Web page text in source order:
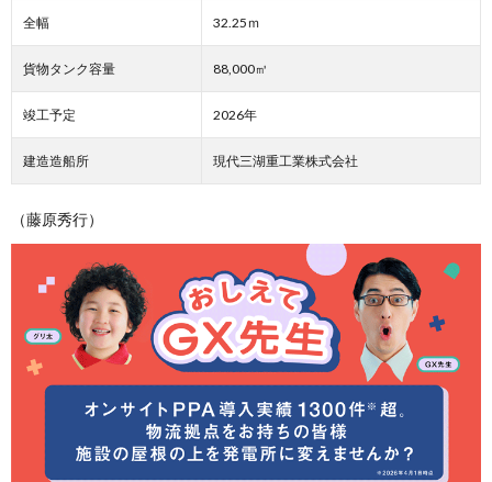
全幅 32.25ｍ
貨物タンク容量 88,000㎥
竣工予定 2026年
建造造船所 現代三湖重工業株式会社
（藤原秀行）